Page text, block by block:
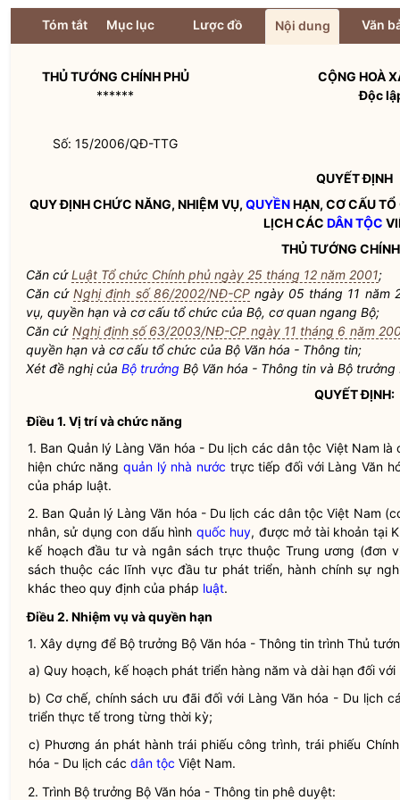
Tóm tắt Mục lục Lược đồ Nội dung Văn
THỦ TƯỚNG CHÍNH PHỦ
******
CỘNG HOÀ
Độc
Số: 15/2006/QĐ-TTG
QUYẾT ĐỊNH
QUY ĐỊNH CHỨC NĂNG, NHIỆM VỤ, QUYỀNHẠN, CƠ CẤU
LỊCH CÁC DÂN TỘC
THỦ TƯỚNG
Căn cứLuật Tổ chức Chính phủ ngày 25 tháng 12 năm 2001;
Căn cứNghị định số 86/2002/NĐ-CPngày 05 tháng 11 năm
vụ, quyền hạn và cơ cấu tổ chức của Bộ, cơ quan ngang Bộ;
Căn cứ Nghị định số 63/2003/NĐ-CP ngày 11 tháng 6 năm
quyền hạn và cơ cấu tổ chức của Bộ Văn hóa - Thông tin;
Xét đề nghị của Bộ trưởng Bộ Văn hóa - Thông tin và Bộ trưởng
QUYẾT ĐỊNH:
Điều 1.Vị trí và chức năng
1. Ban Quản lý Làng Văn hóa - Du lịch các dân tộc Việt Nam là
hiện chức năng quản lý nhà nước trực tiếp đối với Làng Văn
của pháp luật.
2. Ban Quản lý Làng Văn hóa - Du lịch các dân tộc Việt Nam
nhân, sử dụng con dấu hình quốc huy, được mở tài khoản tại
kế hoạch đầu tư và ngân sách trực thuộc Trung ương (đơn
sách thuộc các lĩnh vực đầu tư phát triển, hành chính sự
khác theo quy định của pháp luật.
Điều 2.Nhiệm vụ vàquyền hạn
1. Xây dựng để Bộ trưởng Bộ Văn hóa - Thông tin trình Thủ
a) Quy hoạch, kế hoạch phát triển hàng năm và dài hạn đối
b) Cơ chế, chính sách ưu đãi đối với Làng Văn hóa - Du lịch
triển thực tế trong từng thời kỳ;
c) Phương án phát hành trái phiếu công trình, trái phiếu
hóa - Du lịch các dân tộc Việt Nam.
2. Trình Bộ trưởng Bộ Văn hóa - Thông tin phê duyệt: